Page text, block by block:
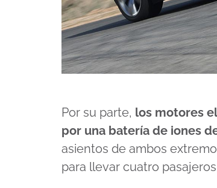
Por su parte, los motores
por una batería de iones
asientos de ambos
para llevar cuatro